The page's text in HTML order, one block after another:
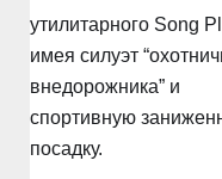
утилитарного Song
имея силуэт
внедорожника” и
спортивную
посадку.